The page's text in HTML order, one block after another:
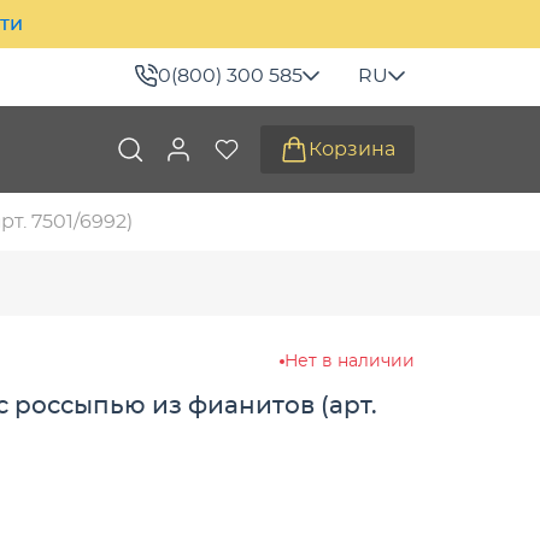
0(800) 300 585 RU
Корзина
7501/6992)
Нет в наличии
россыпью из фианитов (арт.